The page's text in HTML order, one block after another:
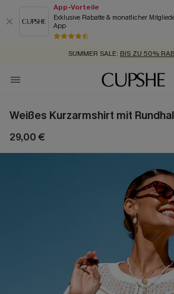
App-Vorteile
Exklusive Rabatte & monatlicher
App
GRATIS MASSBAND MIT JEDEM
SUMMER SALE: BIS ZU 50%
ZUM NEWSLETTER:BIS ZU -20% EXTRA
KOSTENLOSER VERSAND AB
Weißes Kurzarmshirt mit
29,00 €